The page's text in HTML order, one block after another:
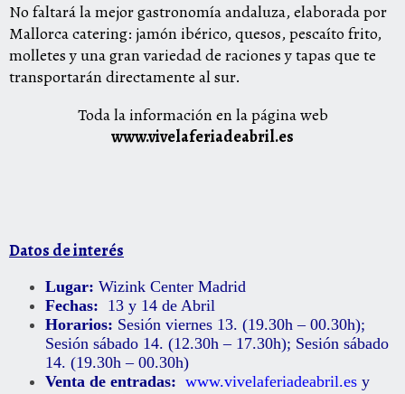
No faltará la mejor gastronomía andaluza, elaborada por
Mallorca catering: jamón ibérico, quesos, pescaíto frito,
molletes y una gran variedad de raciones y tapas que te
transportarán directamente al sur.
Toda la información en la página web
www.vivelaferiadeabril.es
Datos de interés
Lugar: Wizink Center Madrid
Fechas: 13 y 14 de Abril
Horarios: Sesión viernes 13. (19.30h – 00.30h);
Sesión sábado 14. (12.30h – 17.30h); Sesión sábado
14. (19.30h – 00.30h)
Venta de entradas: www.vivelaferiadeabril.es y